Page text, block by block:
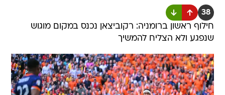
38
חילוף ראשון ברומניה: רקוביצאן נכנס במקום מוגוש
שנפגע ולא הצליח להמשיך